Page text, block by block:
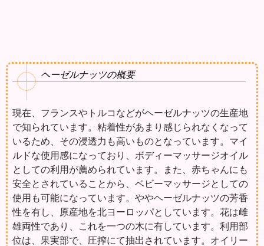
ヘーゼルナッツの概要
現在、フランスやトルコなどがヘーゼルナッツの生産地
で知られています。粘着性があまり感じられなくなって
いるため、その浸透力も高いものとなっています。マイ
ルドな使用感になっており、ボディーマッサージオイル
としての利用が薦められています。また、赤ちゃんにも
安全とされていることから、ベビーマッサージとしての
使用も可能になっています。ややヘーゼルナッツの芳香
性を有し、原産地を北ヨーロッパとしています。花は雌
雄両性であり、これを一つの木に有しています。利用部
位は、果実部で、圧搾にて抽出されています。オイリー